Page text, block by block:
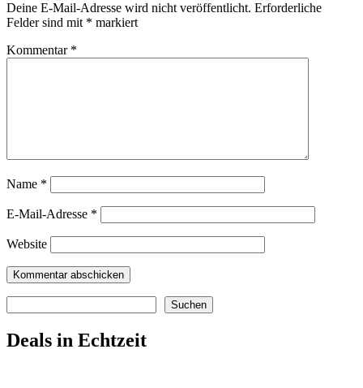
Deine E-Mail-Adresse wird nicht veröffentlicht. Erforderliche
Felder sind mit * markiert
Kommentar *
Name *
E-Mail-Adresse *
Website
Suchen
Deals in Echtzeit